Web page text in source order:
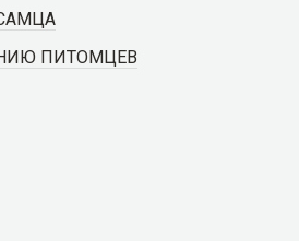
ПИТОМЦЕВ